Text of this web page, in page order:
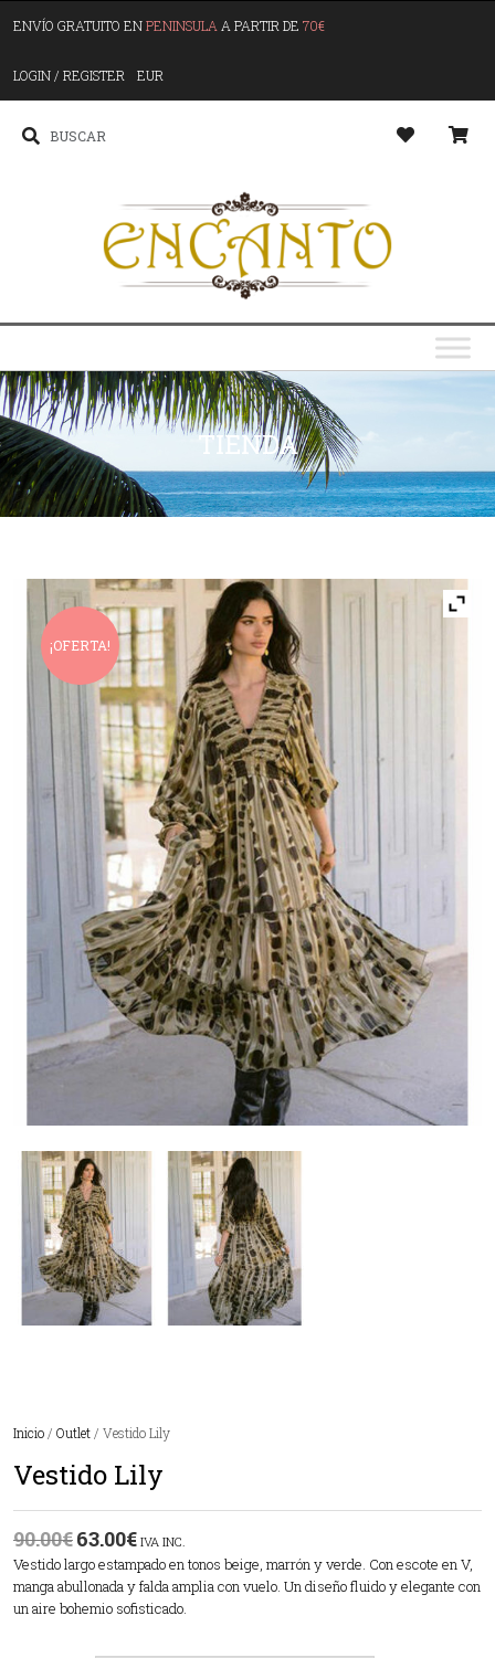
ENVÍO GRATUITO ENPENINSULA A PARTIR DE 70€
LOGIN / REGISTER EUR
TIENDA
¡OFERTA!
Inicio / Outlet / Vestido Lily
Vestido Lily
90.00€63.00€ IVA INC.
Vestido largo estampado en tonos beige, marrón y verde. Con escote en V,
manga abullonada y falda amplia con vuelo. Un diseño fluido y elegante con
un aire bohemio sofisticado.